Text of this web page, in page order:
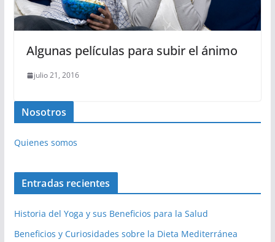
Algunas películas para subir el ánimo
julio 21, 2016
Nosotros
Quienes somos
Entradas recientes
Historia del Yoga y sus Beneficios para la Salud
Beneficios y Curiosidades sobre la Dieta Mediterránea